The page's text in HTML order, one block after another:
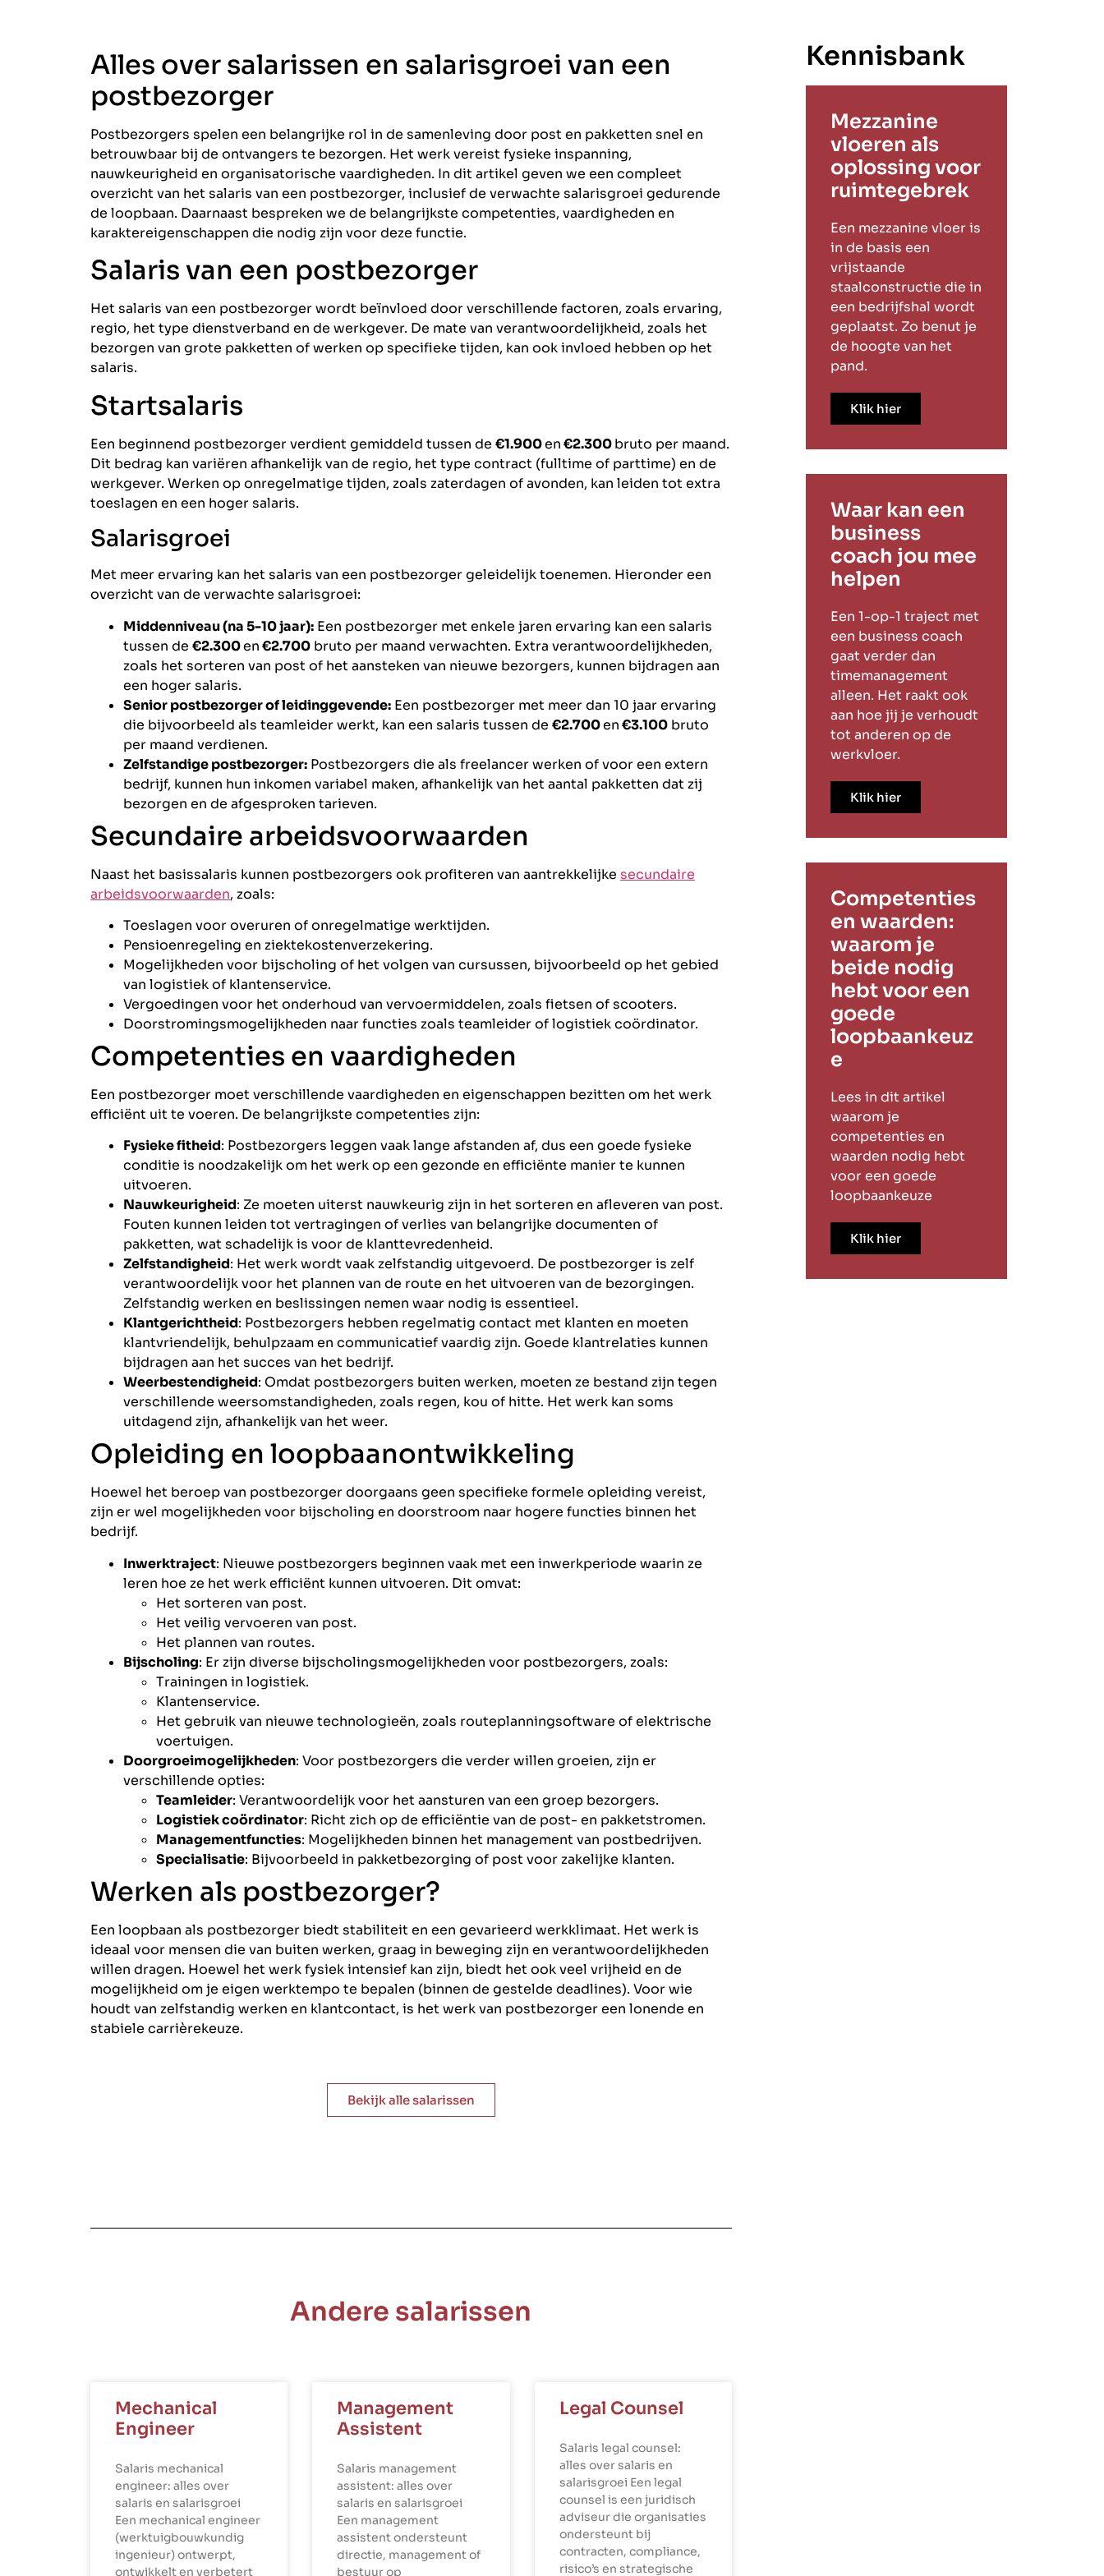
Alles over salarissen en salarisgroei van een
postbezorger
Postbezorgers spelen een belangrijke rol in de samenleving door post en pakketten snel en
betrouwbaar bij de ontvangers te bezorgen. Het werk vereist fysieke inspanning,
nauwkeurigheid en organisatorische vaardigheden. In dit artikel geven we een compleet
overzicht van het salaris van een postbezorger, inclusief de verwachte salarisgroei gedurende
de loopbaan. Daarnaast bespreken we de belangrijkste competenties, vaardigheden en
karaktereigenschappen die nodig zijn voor deze functie.
Salaris van een postbezorger
Het salaris van een postbezorger wordt beïnvloed door verschillende factoren, zoals ervaring,
regio, het type dienstverband en de werkgever. De mate van verantwoordelijkheid, zoals het
bezorgen van grote pakketten of werken op specifieke tijden, kan ook invloed hebben op het
salaris.
Startsalaris
Een beginnend postbezorger verdient gemiddeld tussen de €1.900en€2.300bruto per maand.
Dit bedrag kan variëren afhankelijk van de regio, het type contract (fulltime of parttime) en de
werkgever. Werken op onregelmatige tijden, zoals zaterdagen of avonden, kan leiden tot extra
toeslagen en een hoger salaris.
Salarisgroei
Met meer ervaring kan het salaris van een postbezorger geleidelijk toenemen. Hieronder een
overzicht van de verwachte salarisgroei:
Middenniveau (na 5-10 jaar): Een postbezorger met enkele jaren ervaring kan een salaris
tussen de €2.300en€2.700 bruto per maand verwachten. Extra verantwoordelijkheden,
zoals het sorteren van post of het aansteken van nieuwe bezorgers, kunnen bijdragen aan
een hoger salaris.
Senior postbezorger of leidinggevende: Een postbezorger met meer dan 10 jaar ervaring
die bijvoorbeeld als teamleider werkt, kan een salaris tussen de €2.700en€3.100 bruto
per maand verdienen.
Zelfstandige postbezorger: Postbezorgers die als freelancer werken of voor een extern
bedrijf, kunnen hun inkomen variabel maken, afhankelijk van het aantal pakketten dat zij
bezorgen en de afgesproken tarieven.
Secundaire arbeidsvoorwaarden
Naast het basissalaris kunnen postbezorgers ook profiteren van aantrekkelijke secundaire
arbeidsvoorwaarden, zoals:
Toeslagen voor overuren of onregelmatige werktijden.
Pensioenregeling en ziektekostenverzekering.
Mogelijkheden voor bijscholing of het volgen van cursussen, bijvoorbeeld op het gebied
van logistiek of klantenservice.
Vergoedingen voor het onderhoud van vervoermiddelen, zoals fietsen of scooters.
Doorstromingsmogelijkheden naar functies zoals teamleider of logistiek coördinator.
Competenties en vaardigheden
Een postbezorger moet verschillende vaardigheden en eigenschappen bezitten om het werk
efficiënt uit te voeren. De belangrijkste competenties zijn:
Fysieke fitheid: Postbezorgers leggen vaak lange afstanden af, dus een goede fysieke
conditie is noodzakelijk om het werk op een gezonde en efficiënte manier te kunnen
uitvoeren.
Nauwkeurigheid: Ze moeten uiterst nauwkeurig zijn in het sorteren en afleveren van post.
Fouten kunnen leiden tot vertragingen of verlies van belangrijke documenten of
pakketten, wat schadelijk is voor de klanttevredenheid.
Zelfstandigheid: Het werk wordt vaak zelfstandig uitgevoerd. De postbezorger is zelf
verantwoordelijk voor het plannen van de route en het uitvoeren van de bezorgingen.
Zelfstandig werken en beslissingen nemen waar nodig is essentieel.
Klantgerichtheid: Postbezorgers hebben regelmatig contact met klanten en moeten
klantvriendelijk, behulpzaam en communicatief vaardig zijn. Goede klantrelaties kunnen
bijdragen aan het succes van het bedrijf.
Weerbestendigheid: Omdat postbezorgers buiten werken, moeten ze bestand zijn tegen
verschillende weersomstandigheden, zoals regen, kou of hitte. Het werk kan soms
uitdagend zijn, afhankelijk van het weer.
Opleiding en loopbaanontwikkeling
Hoewel het beroep van postbezorger doorgaans geen specifieke formele opleiding vereist,
zijn er wel mogelijkheden voor bijscholing en doorstroom naar hogere functies binnen het
bedrijf.
Inwerktraject: Nieuwe postbezorgers beginnen vaak met een inwerkperiode waarin ze
leren hoe ze het werk efficiënt kunnen uitvoeren. Dit omvat:
Het sorteren van post.
Het veilig vervoeren van post.
Het plannen van routes.
Bijscholing: Er zijn diverse bijscholingsmogelijkheden voor postbezorgers, zoals:
Trainingen in logistiek.
Klantenservice.
Het gebruik van nieuwe technologieën, zoals routeplanningsoftware of elektrische
voertuigen.
Doorgroeimogelijkheden: Voor postbezorgers die verder willen groeien, zijn er
verschillende opties:
Teamleider: Verantwoordelijk voor het aansturen van een groep bezorgers.
Logistiek coördinator: Richt zich op de efficiëntie van de post- en pakketstromen.
Managementfuncties: Mogelijkheden binnen het management van postbedrijven.
Specialisatie: Bijvoorbeeld in pakketbezorging of post voor zakelijke klanten.
Werken als postbezorger?
Een loopbaan als postbezorger biedt stabiliteit en een gevarieerd werkklimaat. Het werk is
ideaal voor mensen die van buiten werken, graag in beweging zijn en verantwoordelijkheden
willen dragen. Hoewel het werk fysiek intensief kan zijn, biedt het ook veel vrijheid en de
mogelijkheid om je eigen werktempo te bepalen (binnen de gestelde deadlines). Voor wie
houdt van zelfstandig werken en klantcontact, is het werk van postbezorger een lonende en
stabiele carrièrekeuze.
Bekijk alle salarissen
Andere salarissen
Mechanical
Engineer
Salaris mechanical
engineer: alles over
salaris en salarisgroei
Een mechanical engineer
(werktuigbouwkundig
ingenieur) ontwerpt,
ontwikkelt en verbetert
Management
Assistent
Salaris management
assistent: alles over
salaris en salarisgroei
Een management
assistent ondersteunt
directie, management of
bestuur op
Legal Counsel
Salaris legal counsel:
alles over salaris en
salarisgroei Een legal
counsel is een juridisch
adviseur die organisaties
ondersteunt bij
contracten, compliance,
risico’s en strategische
Kennisbank
Mezzanine
vloeren als
oplossing voor
ruimtegebrek
Een mezzanine vloer is
in de basis een
vrijstaande
staalconstructie die in
een bedrijfshal wordt
geplaatst. Zo benut je
de hoogte van het
pand.
Klik hier
Waar kan een
business
coach jou mee
helpen
Een 1-op-1 traject met
een business coach
gaat verder dan
timemanagement
alleen. Het raakt ook
aan hoe jij je verhoudt
tot anderen op de
werkvloer.
Klik hier
Competenties
en waarden:
waarom je
beide nodig
hebt voor een
goede
loopbaankeuz
e
Lees in dit artikel
waarom je
competenties en
waarden nodig hebt
voor een goede
loopbaankeuze
Klik hier